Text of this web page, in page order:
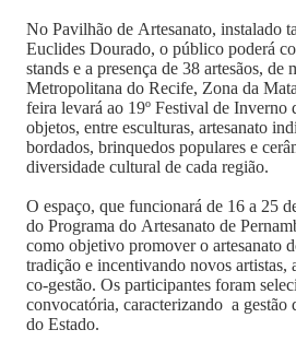
No Pavilhão de Artesanato, instalado
Euclides Dourado, o público poderá
stands e a presença de 38 artesãos,
Metropolitana do Recife, Zona da
feira levará ao 19º Festival de Inverno
objetos, entre esculturas, artesanato
bordados, brinquedos populares e
diversidade cultural de cada região.
O espaço, que funcionará de 16 a 25
do Programa do Artesanato de
como objetivo promover o artesanato
tradição e incentivando novos artistas,
co-gestão. Os participantes foram
convocatória, caracterizando a gestão
do Estado.